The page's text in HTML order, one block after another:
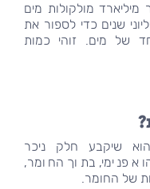
מולקולות מים
שנים כדי לספור את
של מים. זוהי כמות
שיקבע חלק ניכר
פנימי, בתוך החומר,
של החומר.